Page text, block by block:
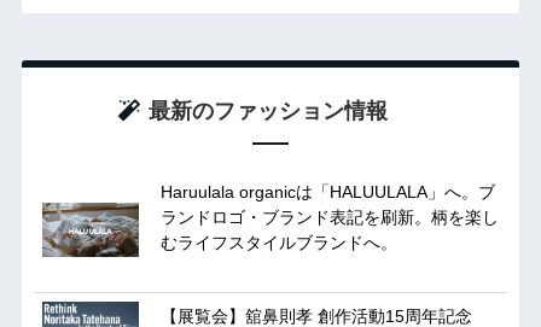
最新のファッション情報
Haruulala organicは「HALUULALA」へ。ブ
ランドロゴ・ブランド表記を刷新。柄を楽し
むライフスタイルブランドへ。
【展覧会】舘鼻則孝 創作活動15周年記念